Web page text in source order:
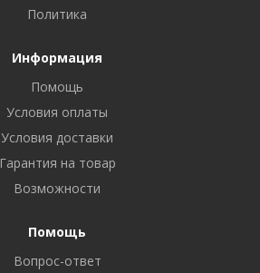
Политика
Информация
Помощь
Условия оплаты
Условия доставки
Гарантия на товар
Возможности
Помощь
Вопрос-ответ